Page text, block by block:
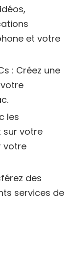
et votre
: Créez une
les
sur votre
votre
des
services de